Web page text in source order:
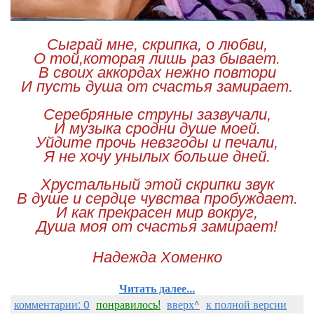
Сыграй мне, скрипка, о любви,
О той,которая лишь раз бывает.
В своих аккордах нежно повтори
И пусть душа от счастья замирает.
Серебряные струны зазвучали,
И музыка сродни душе моей.
Уйдите прочь невзгоды и печали,
Я не хочу унылых больше дней.
Хрустальный этой скрипки звук
В душе и сердце чувства пробуждает.
И как прекрасен мир вокруг,
Душа моя от счастья замирает!
Надежда Хоменко
Читать далее...
комментарии: 0 понравилось! вверх^ к полной версии